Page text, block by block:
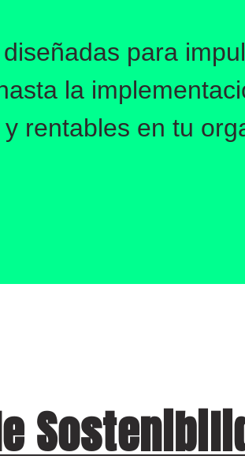
para
la
rentables en tu